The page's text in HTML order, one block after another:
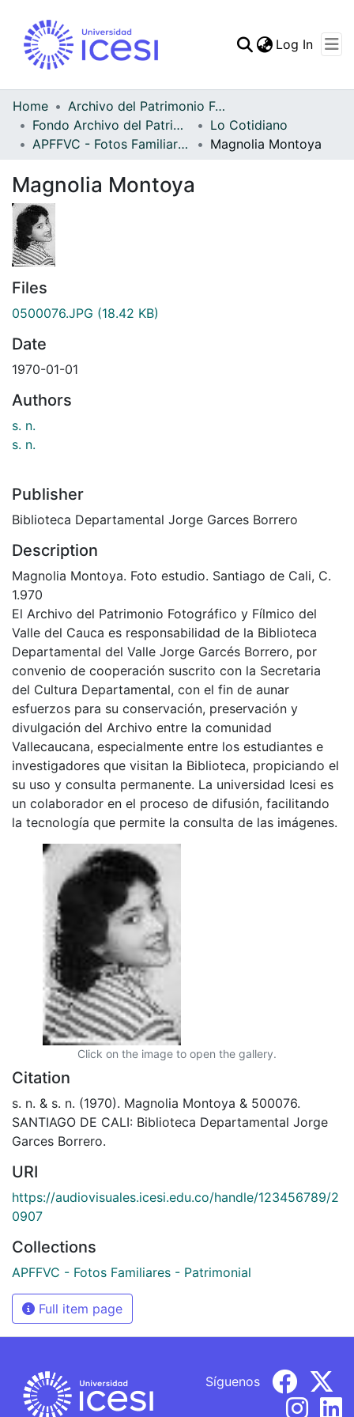
Statistics
Log In
Home
Archivo del Patrimonio Fotográfico y Fílmico del Valle del Cauca
Fondo Archivo del Patrimonio Fotográfico y Fílmico del Valle del Cauca
Lo Cotidiano
APFFVC - Fotos Familiares - Patrimonial
Magnolia Montoya
Magnolia Montoya
Files
0500076.JPG (18.42 KB)
Date
1970-01-01
Authors
s. n.
s. n.
Publisher
Biblioteca Departamental Jorge Garces Borrero
Description
Magnolia Montoya. Foto estudio. Santiago de Cali, C.
1.970
El Archivo del Patrimonio Fotográfico y Fílmico del
Valle del Cauca es responsabilidad de la Biblioteca
Departamental del Valle Jorge Garcés Borrero, por
convenio de cooperación suscrito con la Secretaria
del Cultura Departamental, con el fin de aunar
esfuerzos para su conservación, preservación y
divulgación del Archivo entre la comunidad
Vallecaucana, especialmente entre los estudiantes e
investigadores que visitan la Biblioteca, propiciando el
su uso y consulta permanente. La universidad Icesi es
un colaborador en el proceso de difusión, facilitando
la tecnología que permite la consulta de las imágenes.
Click on the image to open the gallery.
Citation
s. n. & s. n. (1970). Magnolia Montoya & 500076.
SANTIAGO DE CALI: Biblioteca Departamental Jorge
Garces Borrero.
URI
https://audiovisuales.icesi.edu.co/handle/123456789/2
0907
Collections
APFFVC - Fotos Familiares - Patrimonial
Full item page
Síguenos